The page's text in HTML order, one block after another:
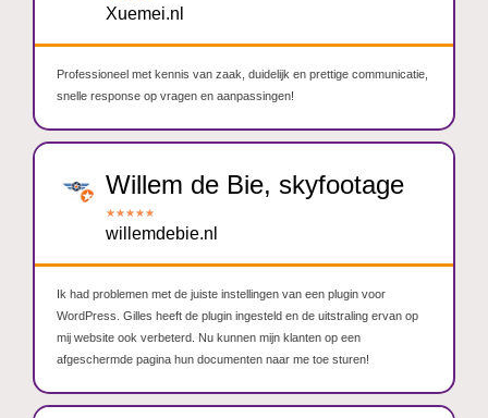
Xuemei.nl
Professioneel met kennis van zaak, duidelijk en prettige communicatie,
snelle response op vragen en aanpassingen!
Willem de Bie, skyfootage
★★★★★
willemdebie.nl
Ik had problemen met de juiste instellingen van een plugin voor
WordPress. Gilles heeft de plugin ingesteld en de uitstraling ervan op
mij website ook verbeterd. Nu kunnen mijn klanten op een
afgeschermde pagina hun documenten naar me toe sturen!